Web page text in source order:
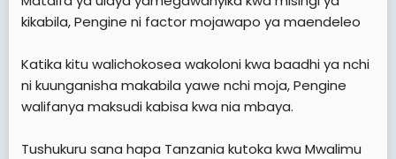
kikabila, Pengine ni factor mojawapo ya maendeleo
Katika kitu walichokosea wakoloni kwa baadhi ya nchi
ni kuunganisha makabila yawe nchi moja, Pengine
walifanya maksudi kabisa kwa nia mbaya.
Tushukuru sana hapa Tanzania kutoka kwa Mwalimu